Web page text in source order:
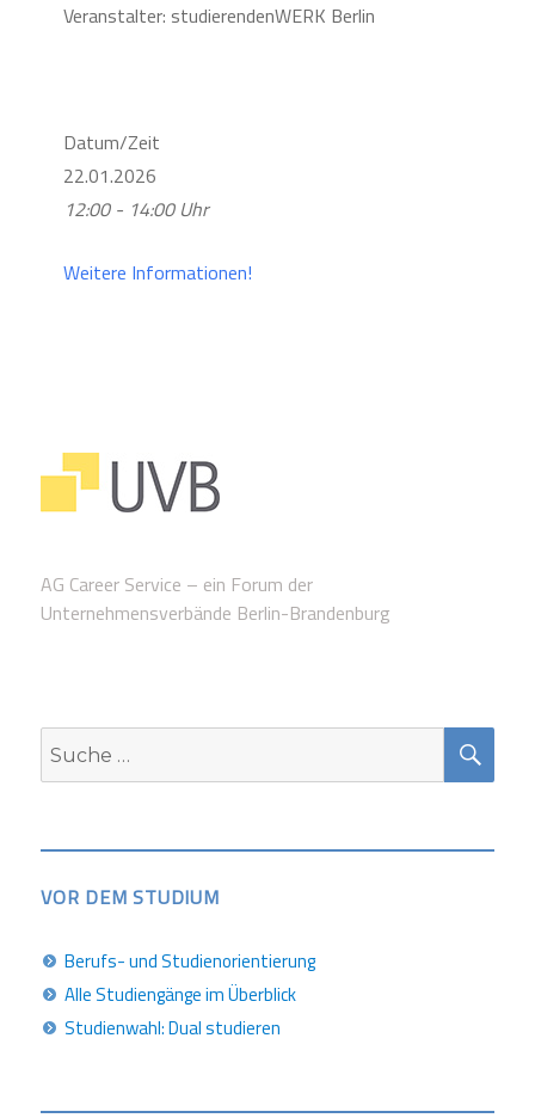
Veranstalter: studierendenWERK Berlin
Datum/Zeit
22.01.2026
12:00 - 14:00 Uhr
Weitere Informationen!
AG Career Service – ein Forum der
Unternehmensverbände Berlin-Brandenburg
Suche
nach:
VOR DEM STUDIUM
Berufs- und Studienorientierung
Alle Studiengänge im Überblick
Studienwahl: Dual studieren